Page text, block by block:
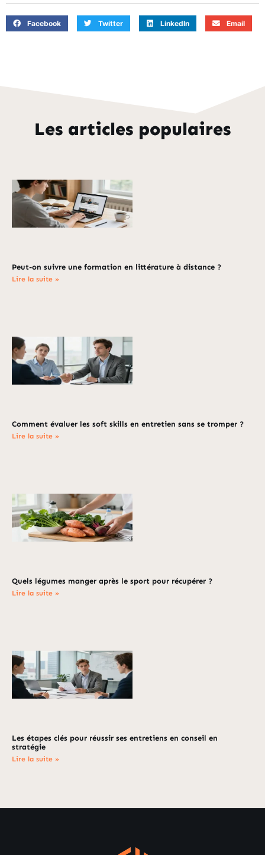
Facebook Twitter LinkedIn Email
Les articles populaires
Peut-on suivre une formation en littérature à distance ?
Lire la suite »
Comment évaluer les soft skills en entretien sans se tromper ?
Lire la suite »
Quels légumes manger après le sport pour récupérer ?
Lire la suite »
Les étapes clés pour réussir ses entretiens en conseil en
stratégie
Lire la suite »